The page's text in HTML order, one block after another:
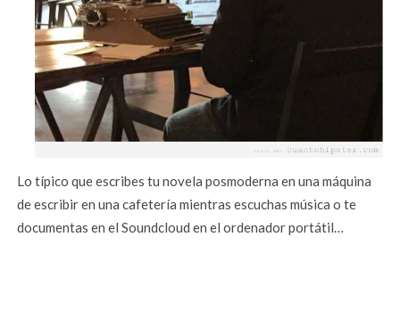
Lo típico que escribes tu novela posmoderna en una máquina
de escribir en una cafetería mientras escuchas música o te
documentas en el Soundcloud en el ordenador portátil…